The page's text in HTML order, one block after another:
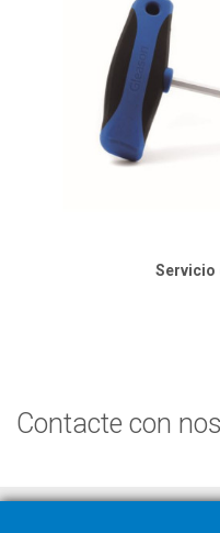
Servicio
Contacte con